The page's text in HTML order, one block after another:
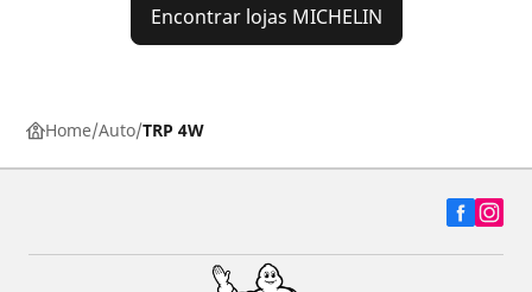
Encontrar lojas MICHELIN
Home Auto TRP 4W